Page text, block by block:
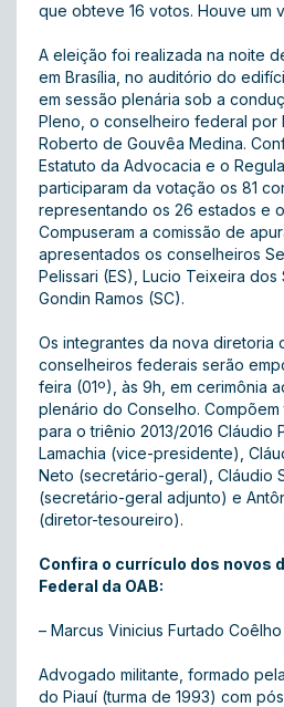
que obteve 16 votos. Houve um
A eleição foi realizada na noite
em Brasília, no auditório do
em sessão plenária sob a
Pleno, o conselheiro federal por
Roberto de Gouvêa Medina.
Estatuto da Advocacia e o
participaram da votação os 81
representando os 26 estados e
Compuseram a comissão de
apresentados os conselheiros
Pelissari (ES), Lucio Teixeira dos
Gondin Ramos (SC).
Os integrantes da nova diretoria
conselheiros federais serão
feira (01º), às 9h, em cerimônia
plenário do Conselho.
para o triênio 2013/2016 Cláudio
Lamachia (vice-presidente),
Neto (secretário-geral), Cláudio
(secretário-geral adjunto) e
(diretor-tesoureiro).
Confira o currículo dos novos
Federal da OAB:
– Marcus Vinicius Furtado
Advogado militante, formado
do Piauí (turma de 1993) com